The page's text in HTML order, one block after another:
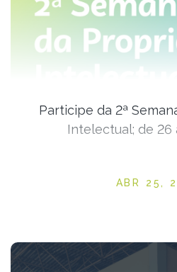
Participe da 2ª
Intelectual; de 26
Posted on
ABR 25,